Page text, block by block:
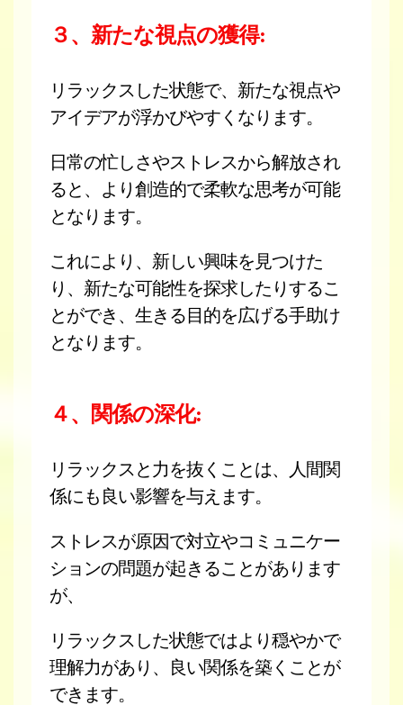
３、新たな視点の獲得:
リラックスした状態で、新たな視点や
アイデアが浮かびやすくなります。
日常の忙しさやストレスから解放され
ると、より創造的で柔軟な思考が可能
となります。
これにより、新しい興味を見つけた
り、新たな可能性を探求したりするこ
とができ、生きる目的を広げる手助け
となります。
４、関係の深化:
リラックスと力を抜くことは、人間関
係にも良い影響を与えます。
ストレスが原因で対立やコミュニケー
ションの問題が起きることがあります
が、
リラックスした状態ではより穏やかで
理解力があり、良い関係を築くことが
できます。